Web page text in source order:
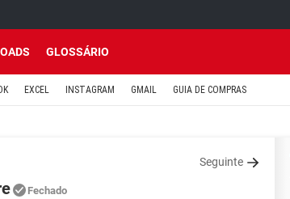
GLOSSÁRIO
EXCEL INSTAGRAM GMAIL GUIA DE COMPRAS
Seguinte
Fechado